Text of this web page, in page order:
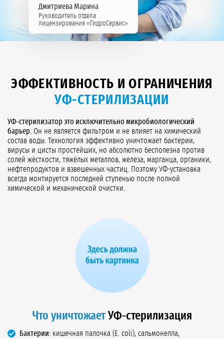
Дмитриева Марина
Руководитель отдела
лицензирования «ГидроСервис»
ЭФФЕКТИВНОСТЬ И ОГРАНИЧЕНИЯ
УФ-СТЕРИЛИЗАЦИИ
УФ-стерилизатор это исключительно микробиологический
барьер. Он не является фильтром и не влияет на химический
состав воды. Технология эффективно уничтожает бактерии,
вирусы и цисты простейших, но абсолютно бесполезна против
солей жёсткости, тяжёлых металлов, железа, марганца, органики,
нефтепродуктов и взвешенных частиц. Поэтому УФ-установка
всегда монтируется последней ступенью после полной
химической и механической очистки.
Что уничтожаетУФ-стерилизация
Бактерии: кишечная палочка (E. coli), сальмонелла,